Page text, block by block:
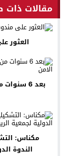
مقالات ذات
العثور
بعد 6
مكناس:
الندوة